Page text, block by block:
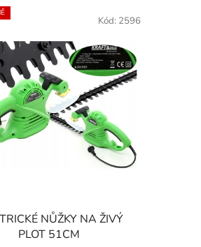
NŮŽKY NA ŽIVÝ
PLOT 51CM
Kód: 2596